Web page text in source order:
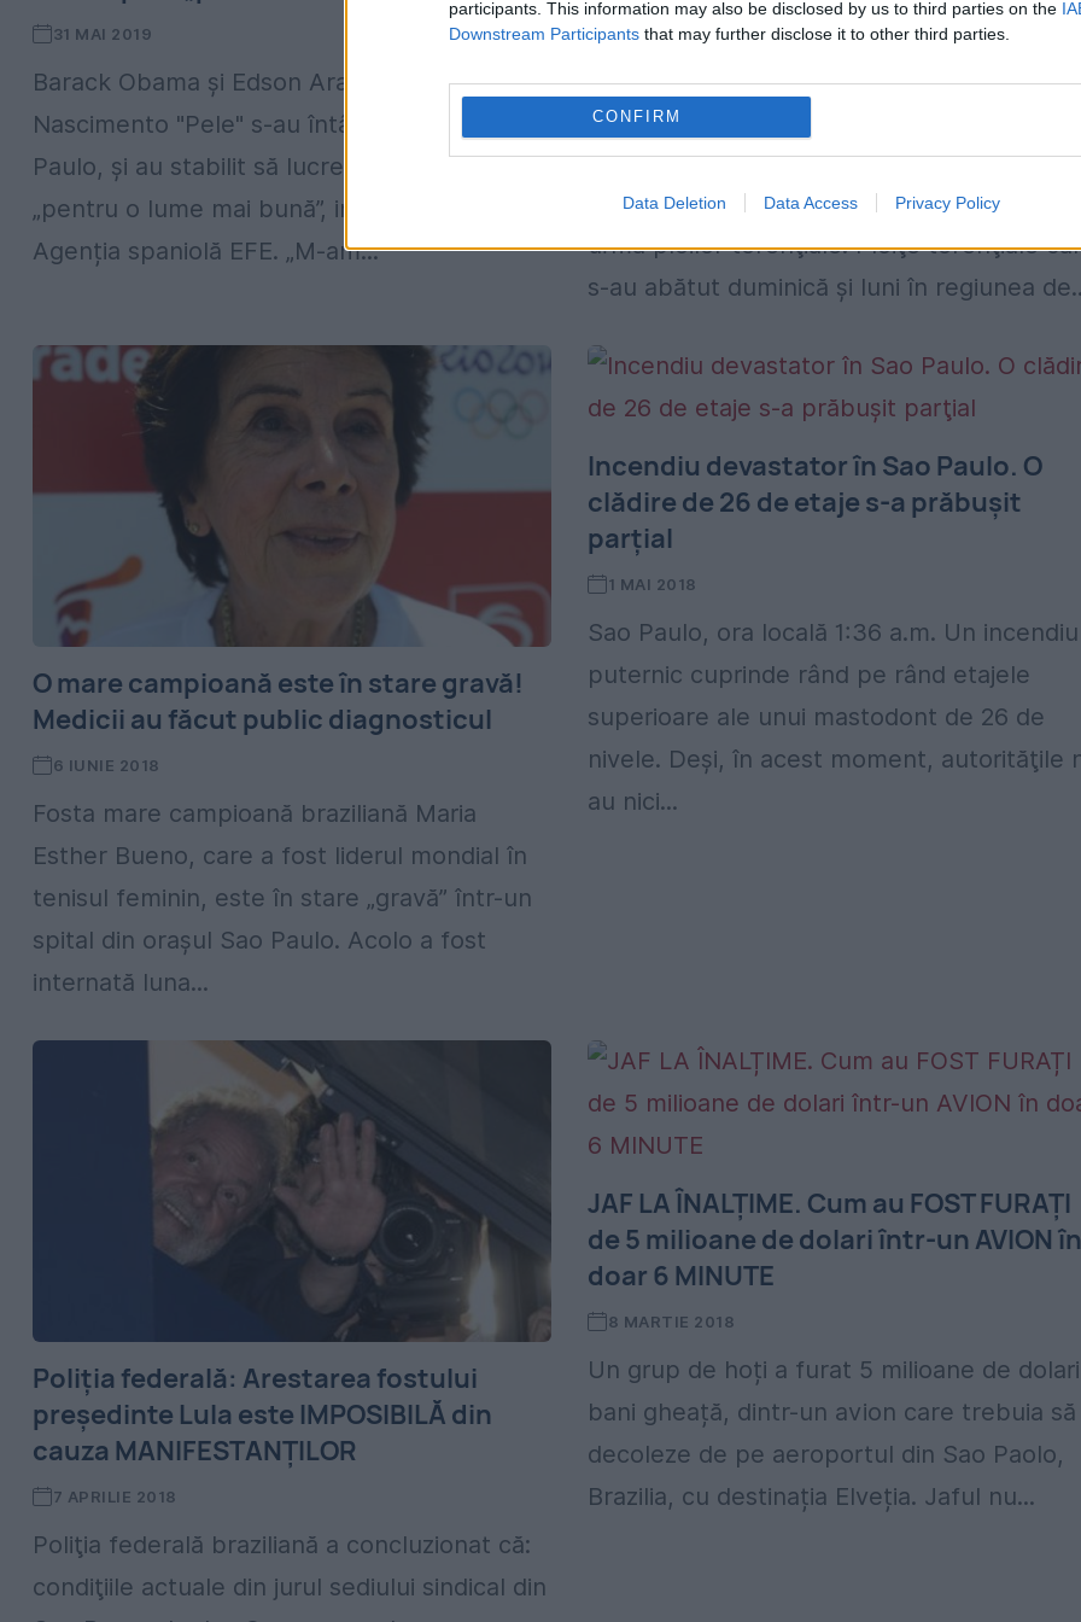
participants. This information may also be disclosed by us to third parties on the
Downstream Participants that may further disclose it to other third parties.
CONFIRM
Data Deletion Data Access Privacy Policy
31 MAI 2019
Barack Obama şi Edson Arantes do
Nascimento "Pele" s-au întâlnit, joi, la Sao
Paulo, și au stabilit să lucreze împreună
„pentru o lume mai bună”, informează
Agenția spaniolă EFE. „M-am...
11 persoane şi-au pierdut viaţa.
12 MARTIE 2019
Autorităţile din Sao Paulo, Brazilia au
că cel puţin 11 persoane şi-au pierdut
urma ploilor torenţiale. Ploiţe torenţiale
s-au abătut duminică şi luni în regiunea
O mare campioană este în stare gravă!
Medicii au făcut public diagnosticul
6 IUNIE 2018
Fosta mare campioană braziliană Maria
Esther Bueno, care a fost liderul mondial în
tenisul feminin, este în stare „gravă” într-un
spital din oraşul Sao Paulo. Acolo a fost
internată luna...
Incendiu devastator în Sao Paulo. O
clădire de 26 de etaje s-a prăbuşit
parţial
1 MAI 2018
Sao Paulo, ora locală 1:36 a.m. Un incendiu
puternic cuprinde rând pe rând etajele
superioare ale unui mastodont de 26 de
nivele. Deşi, în acest moment, autorităţile
au nici...
Poliţia federală: Arestarea fostului
preşedinte Lula este IMPOSIBILĂ din
cauza MANIFESTANŢILOR
7 APRILIE 2018
Poliţia federală braziliană a concluzionat că:
condiţiile actuale din jurul sediului sindical din
JAF LA ÎNALȚIME. Cum au FOST FURAȚI
de 5 milioane de dolari într-un AVION
doar 6 MINUTE
8 MARTIE 2018
Un grup de hoți a furat 5 milioane de
bani gheață, dintr-un avion care trebuia să
decoleze de pe aeroportul din Sao Paolo,
Brazilia, cu destinația Elveția. Jaful nu...